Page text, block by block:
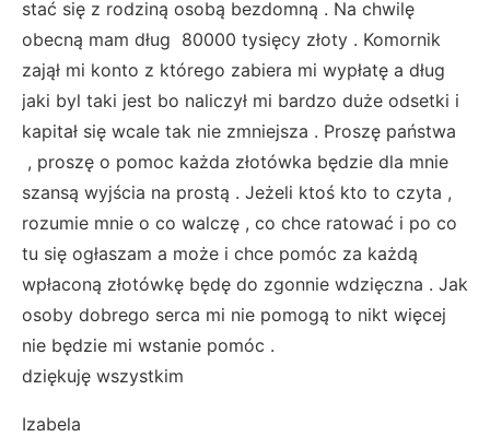
stać się z rodziną osobą bezdomną . Na chwilę
obecną mam dług 80000 tysięcy złoty . Komornik
zajął mi konto z którego zabiera mi wypłatę a dług
jaki byl taki jest bo naliczył mi bardzo duże odsetki i
kapitał się wcale tak nie zmniejsza . Proszę państwa
, proszę o pomoc każda złotówka będzie dla mnie
szansą wyjścia na prostą . Jeżeli ktoś kto to czyta ,
rozumie mnie o co walczę , co chce ratować i po co
tu się ogłaszam a może i chce pomóc za każdą
wpłaconą złotówkę będę do zgonnie wdzięczna . Jak
osoby dobrego serca mi nie pomogą to nikt więcej
nie będzie mi wstanie pomóc .
dziękuję wszystkim
Izabela